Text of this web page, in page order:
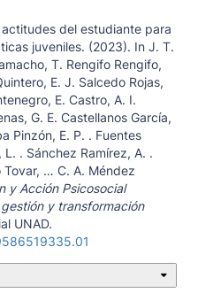
del estudiante para
juveniles. (2023). In J. T.
T. Rengifo Rengifo,
E. J. Salcedo Rojas,
E. Castro, A. I.
G. E. Castellanos García,
Pinzón, E. P. . Fuentes
. Sánchez Ramírez, A. .
… C. A. Méndez
y Acción Psicosocial
y transformación
UNAD.